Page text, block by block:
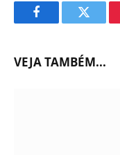
FacebookTwitter
VEJA TAMBÉM...